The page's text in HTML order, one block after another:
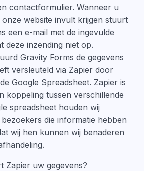
contactformulier. Wanneer u
website invult krijgen stuurt
een e-mail met de ingevulde
deze inzending niet op.
Gravity Forms de gegevens
versleuteld via Zapier door
Google Spreadsheet. Zapier is
koppeling tussen verschillende
spreadsheet houden wij
die informatie hebben
wij hen kunnen wij benaderen
Zapier uw gegevens?